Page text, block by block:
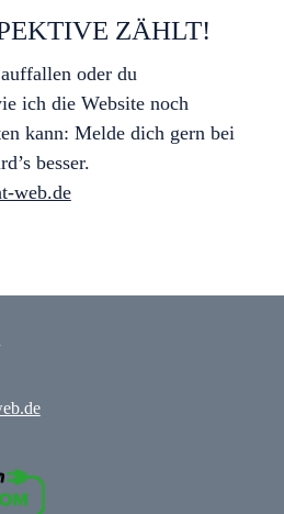
ZÄHLT!
oder du
ich die Website noch
kann: Melde dich gern bei
besser.
web.de